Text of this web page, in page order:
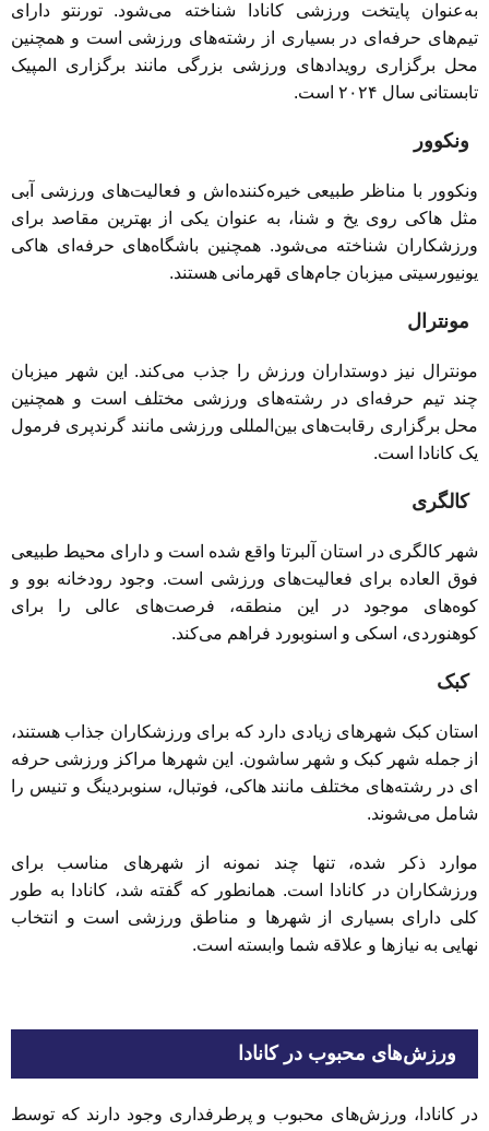
به‌عنوان پایتخت ورزشی کانادا شناخته می‌شود. تورنتو دارای
تیم‌های حرفه‌ای در بسیاری از رشته‌های ورزشی است و همچنین
محل برگزاری رویدادهای ورزشی بزرگی مانند برگزاری المپیک
تابستانی سال ۲۰۲۴ است.
ونکوور
ونکوور با مناظر طبیعی خیره‌کننده‌اش و فعالیت‌های ورزشی آبی
مثل هاکی روی یخ و شنا، به عنوان یکی از بهترین مقاصد برای
ورزشکاران شناخته می‌شود. همچنین باشگاه‌های حرفه‌ای هاکی
یونیورسیتی میزبان جام‌های قهرمانی هستند.
مونترال
مونترال نیز دوستداران ورزش را جذب می‌کند. این شهر میزبان
چند تیم حرفه‌ای در رشته‌های ورزشی مختلف است و همچنین
محل برگزاری رقابت‌های بین‌المللی ورزشی مانند گرندپری فرمول
یک کانادا است.
کالگری
شهر کالگری در استان آلبرتا واقع شده است و دارای محیط طبیعی
فوق العاده برای فعالیت‌های ورزشی است. وجود رودخانه بوو و
کوه‌های موجود در این منطقه، فرصت‌های عالی را برای
کوهنوردی، اسکی و اسنوبورد فراهم می‌کند.
کبک
استان کبک شهرهای زیادی دارد که برای ورزشکاران جذاب هستند،
از جمله شهر کبک و شهر ساشون. این شهرها مراکز ورزشی حرفه
ای در رشته‌های مختلف مانند هاکی، فوتبال، سنوبردینگ و تنیس را
شامل می‌شوند.
موارد ذکر شده، تنها چند نمونه از شهرهای مناسب برای
ورزشکاران در کانادا است. همانطور که گفته شد، کانادا به طور
کلی دارای بسیاری از شهرها و مناطق ورزشی است و انتخاب
نهایی به نیازها و علاقه شما وابسته است.
ورزش‌های محبوب در کانادا
در کانادا، ورزش‌های محبوب و پرطرفداری وجود دارند که توسط